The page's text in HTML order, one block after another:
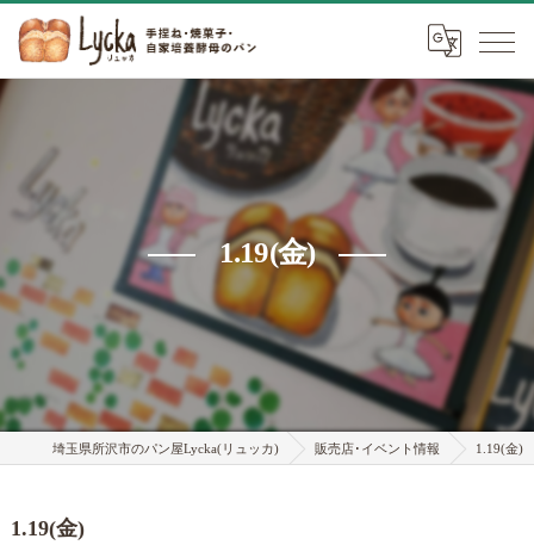
1.19(金)
埼玉県所沢市のパン屋Lycka(リュッカ) 販売店･イベント情報 1.19(金)
1.19(金)